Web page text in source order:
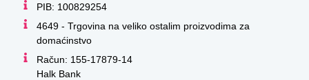
PIB: 100829254
4649 - Trgovina na veliko ostalim proizvodima za
domaćinstvo
Račun: 155-17879-14
Halk Bank